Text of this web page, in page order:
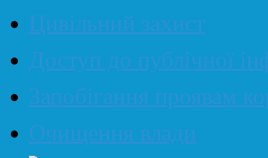
Цивільний захист
Доступ до публічної
Запобігання проявам
Очищення влади